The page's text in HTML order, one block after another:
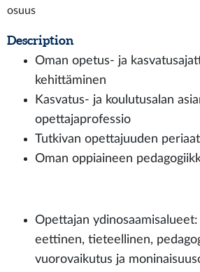
osuus
Description
Oman opetus- ja
kehittäminen
Kasvatus- ja koulutusalan
opettajaprofessio
Tutkivan opettajuuden
Oman oppiaineen
Opettajan
eettinen, tieteellinen,
vuorovaikutus ja